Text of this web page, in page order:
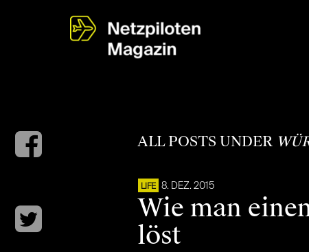
ALL POSTS UNDER
LIFE 8. DEZ. 2015
Wie man
löst